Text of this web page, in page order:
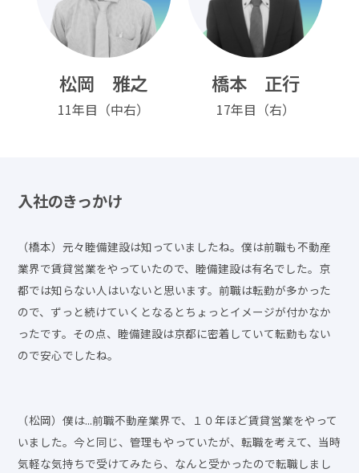
松岡 雅之
11年目（中右）
橋本 正行
17年目（右）
入社のきっかけ
（橋本）元々睦備建設は知っていましたね。僕は前職も不動産
業界で賃貸営業をやっていたので、睦備建設は有名でした。京
都では知らない人はいないと思います。前職は転勤が多かった
ので、ずっと続けていくとなるとちょっとイメージが付かなか
ったです。その点、睦備建設は京都に密着していて転勤もない
ので安心でしたね。
（松岡）僕は...前職不動産業界で、１０年ほど賃貸営業をやって
いました。今と同じ、管理もやっていたが、転職を考えて、当時
気軽な気持ちで受けてみたら、なんと受かったので転職しまし